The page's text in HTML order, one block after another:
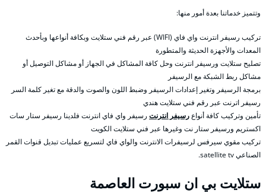
وتتميز خدماتنا بعدة أمور منها:
تركيب رسيفر انترنت واي فاي (WIFI) عبر رقم فني ستلايت وبكافة أنواعها وبأحدث
المعدات والأجهزة الحديثة والمتطورة
تصليح ستلايت ورسيفر انترنت وحل كافة المشاكل في الجهاز أو مشاكل التوصيل أو
مشاكل ربط الشبكة مع الرسيفر
برمجة الرسيفر وتغير إعدادات الرسيفر وضبط اللون والصوت والدقة مع تغير كلمة السر
رسيفر اترنت عبر رقم فني ستلايت هندي
تأمين وتركيب كافة أنواعرسيفر انترنت رسيفر واي فاي انترنت فلدينا رسيفر ستار سات
اكستريم ورسيفر ستار نت وغيرها عبر فني ستلايت الكويت
تركيب مقوي سيرفس لرسيفرات الانترنت والواي فاي لتسريع عمليات تبديل قنوات القمر
الصناعي satellite tv.
ستلايت بي ان سبورت العاصمة